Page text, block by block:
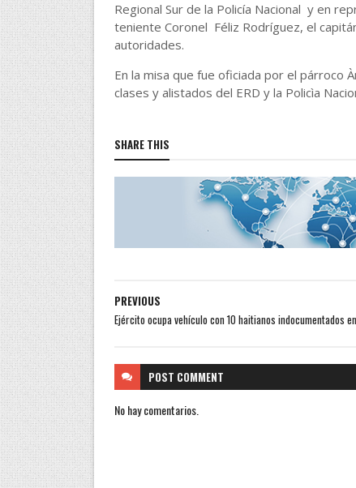
Regional Sur de la Policía Nacional y en
teniente Coronel Féliz Rodríguez, el
autoridades.
En la misa que fue oficiada por el párroco
clases y alistados del ERD y la Policìa
SHARE THIS
PREVIOUS
Ejército ocupa vehículo con 10 haitianos indocumentados
POST COMMENT
No hay comentarios.